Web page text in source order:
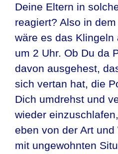
Deine Eltern in
reagiert? Also in
wäre es das Klingeln
um 2 Uhr. Ob Du da
davon ausgehest,
sich vertan hat, die
Dich umdrehst und
wieder
eben von der Art
mit ungewohnten